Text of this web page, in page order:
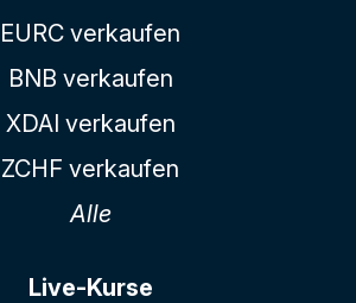
EURC verkaufen
BNB verkaufen
XDAI verkaufen
ZCHF verkaufen
Alle
Live-Kurse